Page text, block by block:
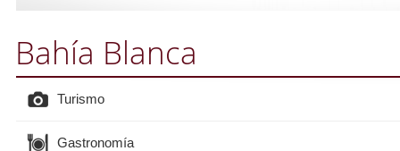
Bahía Blanca
Turismo
Gastronomía